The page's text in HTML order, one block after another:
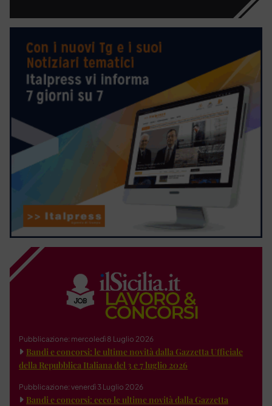
Pubblicazione: mercoledì 8 Luglio 2026
Bandi e concorsi: le ultime novità dalla Gazzetta Ufficiale
della Repubblica Italiana del 3 e 7 luglio 2026
Pubblicazione: venerdì 3 Luglio 2026
Bandi e concorsi: ecco le ultime novità dalla Gazzetta